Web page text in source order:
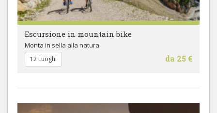
Escursione in mountain bike
Monta in sella alla natura
da 25 €
12 Luoghi